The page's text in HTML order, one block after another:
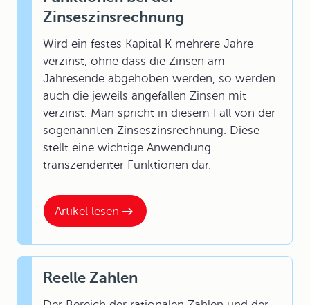
Artikel lesen
Zinseszinsrechnung
Wird ein festes Kapital K mehrere Jahre
verzinst, ohne dass die Zinsen am
Jahresende abgehoben werden, so werden
auch die jeweils angefallen Zinsen mit
verzinst. Man spricht in diesem Fall von der
sogenannten Zinseszinsrechnung. Diese
stellt eine wichtige Anwendung
transzendenter Funktionen dar.
Reelle Zahlen